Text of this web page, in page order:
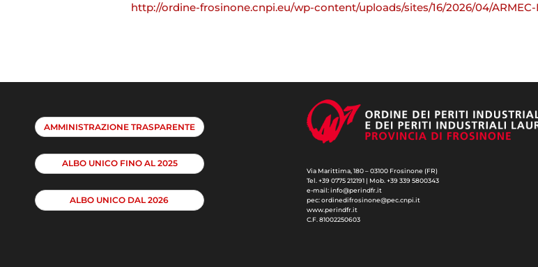
http://ordine-frosinone.cnpi.eu/wp-content/uploads/sites/16/2026/04/
AMMINISTRAZIONE TRASPARENTE
ALBO UNICO FINO AL 2025
ALBO UNICO DAL 2026
Via Marittima, 180 – 03100 Frosinone (FR)
Tel. +39 0775 212191 | Mob. +39 339 5800343
e-mail: info@perindfr.it
pec: ordinedifrosinone@pec.cnpi.it
www.perindfr.it
C.F. 81002250603